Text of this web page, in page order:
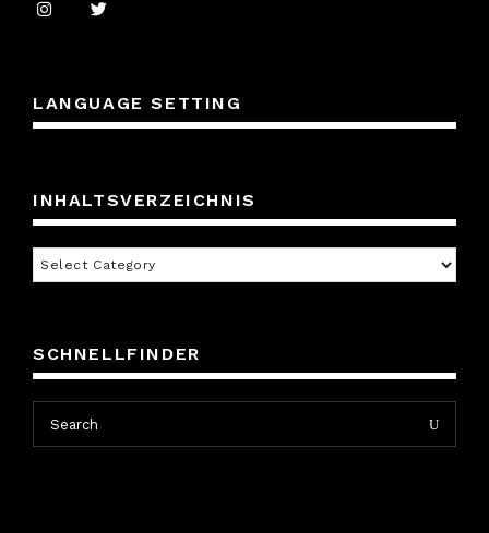
LANGUAGE SETTING
INHALTSVERZEICHNIS
Inhaltsverzeichnis
SCHNELLFINDER
Search